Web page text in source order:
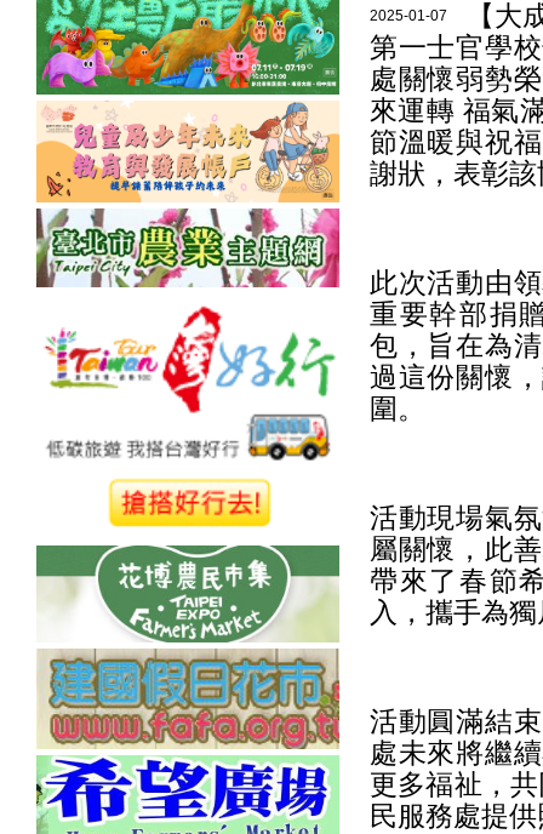
2025-01-07
【大
第一士官學
處關懷弱勢
來運轉 福氣
節溫暖與祝
謝狀，表彰
此次活動由
重要幹部捐
包，旨在為
過這份關懷
圍。
活動現場氣
屬關懷，此
帶來了春節
入，攜手為
活動圓滿結
處未來將繼
更多福祉，
民服務處提